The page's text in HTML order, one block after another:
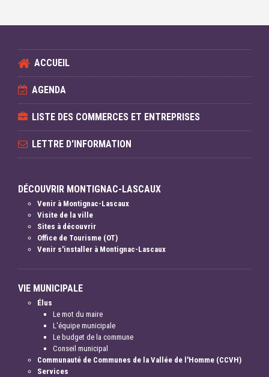
ACCUEIL
AGENDA
LISTE DES COMMERCES ET ENTREPRISES
LETTRE D'INFORMATION
DÉCOUVRIR MONTIGNAC-LASCAUX
Venir à Montignac-Lascaux
Visite de la ville
Sites à découvrir
Office de Tourisme (OT)
Venir s'installer à Montignac-Lascaux
VIE MUNICIPALE
Élus
Le mot du maire
L'équipe municipale
Le budget de la commune
Conseil municipal
Communauté de Communes de la Vallée de l'Homme (CCVH)
Services